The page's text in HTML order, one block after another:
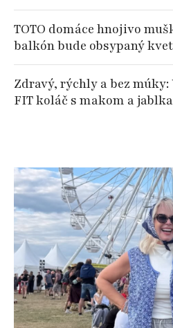
TOTO domáce hnojivo
balkón bude obsypaný
Zdravý, rýchly a bez
FIT koláč s makom a